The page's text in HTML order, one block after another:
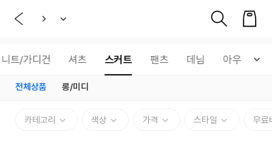
니트/가디건 셔츠 스커트 팬츠 데님 아우터
전체상품 롱/미디
카테고리 색상 가격 스타일 무료